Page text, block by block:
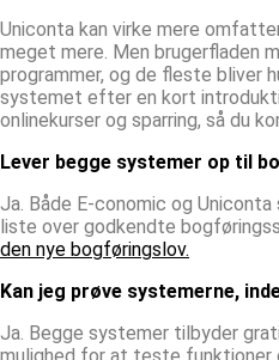
Uniconta kan virke mere
meget mere. Men brugerfladen
programmer, og de fleste bliver
systemet efter en kort
onlinekurser og sparring, så du
Lever begge systemer op til
Ja. Både E-conomic og
liste over godkendte
den nye bogføringslov.
Kan jeg prøve systemerne,
Ja. Begge systemer tilbyder